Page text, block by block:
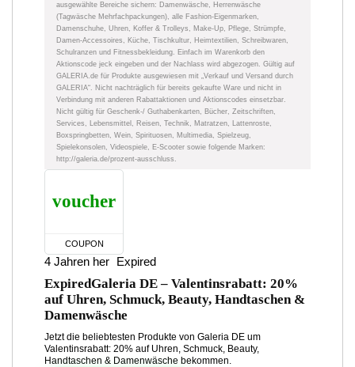
ausgewählte Bereiche sichern: Damenwäsche, Herrenwäsche
(Tagwäsche Mehrfachpackungen), alle Fashion-Eigenmarken,
Damenschuhe, Uhren, Koffer & Trolleys, Make-Up, Pflege, Strümpfe,
Damen-Accessoires, Küche, Tischkultur, Heimtextilien, Schreibwaren,
Schulranzen und Fitnessbekleidung. Einfach im Warenkorb den
Aktionscode jeck eingeben und der Nachlass wird abgezogen. Gültig auf
GALERIA.de für Produkte ausgewiesen mit „Verkauf und Versand durch
GALERIA“. Nicht nachträglich für bereits gekaufte Ware und nicht in
Verbindung mit anderen Rabattaktionen und Aktionscodes einsetzbar.
Nicht gültig für Geschenk-/ Guthabenkarten, Bücher, Zeitschriften,
Services, Lebensmittel, Reisen, Technik, Matratzen, Lattenroste,
Boxspringbetten, Wein, Spirituosen, Multimedia, Spielzeug,
Spielekonsolen, Videospiele, E-Scooter sowie folgende Marken:
http://galeria.de/prozent-ausschluss.
voucher
COUPON
4 Jahren her Expired
ExpiredGaleria DE – Valentinsrabatt: 20%
auf Uhren, Schmuck, Beauty, Handtaschen &
Damenwäsche
Jetzt die beliebtesten Produkte von Galeria DE um
Valentinsrabatt: 20% auf Uhren, Schmuck, Beauty,
Handtaschen & Damenwäsche bekommen.